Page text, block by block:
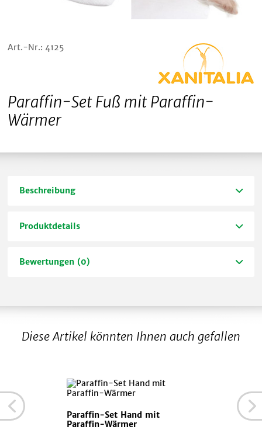
Art.-Nr.: 4125
Paraffin-Set Fuß mit Paraffin-
Wärmer
Beschreibung
Produktdetails
Bewertungen (0)
Diese Artikel könnten Ihnen auch gefallen
Paraffin-Set Hand mit
Paraffin-Wärmer